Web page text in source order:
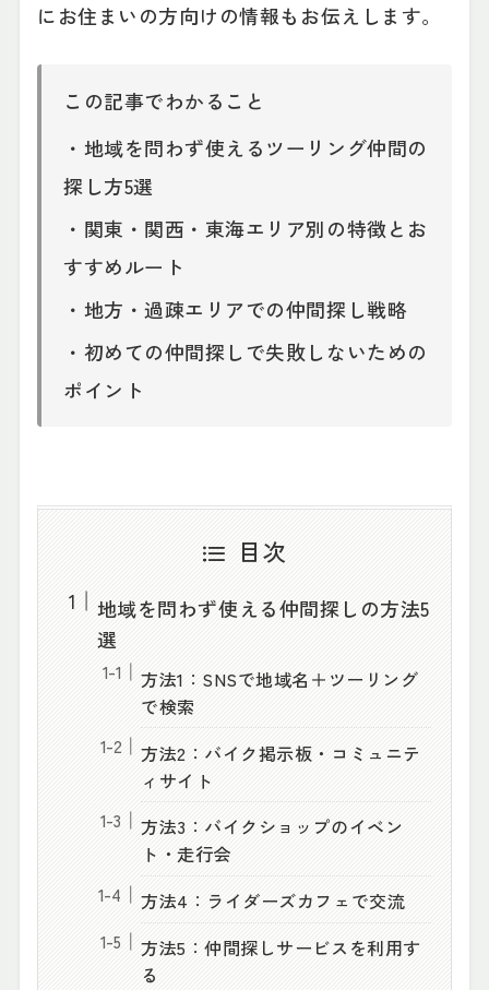
にお住まいの方向けの情報もお伝えします。
この記事でわかること
・地域を問わず使えるツーリング仲間の
探し方5選
・関東・関西・東海エリア別の特徴とお
すすめルート
・地方・過疎エリアでの仲間探し戦略
・初めての仲間探しで失敗しないための
ポイント
目次
地域を問わず使える仲間探しの方法5
選
方法1：SNSで地域名＋ツーリング
で検索
方法2：バイク掲示板・コミュニテ
ィサイト
方法3：バイクショップのイベン
ト・走行会
方法4：ライダーズカフェで交流
方法5：仲間探しサービスを利用す
る